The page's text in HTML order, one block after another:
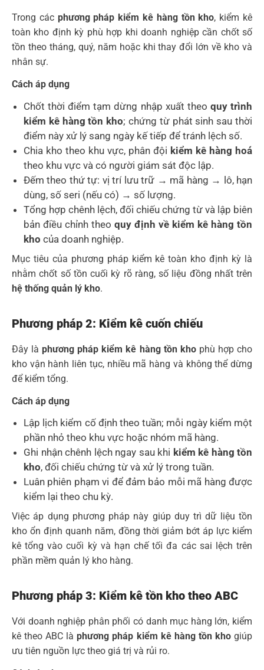
Trong các phương pháp kiểm kê hàng tồn kho, kiểm kê
toàn kho định kỳ phù hợp khi doanh nghiệp cần chốt số
tồn theo tháng, quý, năm hoặc khi thay đổi lớn về kho và
nhân sự.
Cách áp dụng
Chốt thời điểm tạm dừng nhập xuất theo quy trình
kiểm kê hàng tồn kho; chứng từ phát sinh sau thời
điểm này xử lý sang ngày kế tiếp để tránh lệch số.
Chia kho theo khu vực, phân đội kiểm kê hàng hoá
theo khu vực và có người giám sát độc lập.
Đếm theo thứ tự: vị trí lưu trữ → mã hàng → lô, hạn
dùng, số seri (nếu có) → số lượng.
Tổng hợp chênh lệch, đối chiếu chứng từ và lập biên
bản điều chỉnh theo quy định về kiểm kê hàng tồn
kho của doanh nghiệp.
Mục tiêu của phương pháp kiểm kê toàn kho định kỳ là
nhằm chốt số tồn cuối kỳ rõ ràng, số liệu đồng nhất trên
hệ thống quản lý kho.
Phương pháp 2: Kiểm kê cuốn chiếu
Đây làphương pháp kiểm kê hàng tồn khophù hợp cho
kho vận hành liên tục, nhiều mã hàng và không thể dừng
để kiểm tổng.
Cách áp dụng
Lập lịch kiểm cố định theo tuần; mỗi ngày kiểm một
phần nhỏ theo khu vực hoặc nhóm mã hàng.
Ghi nhận chênh lệch ngay sau khi kiểm kê hàng tồn
kho, đối chiếu chứng từ và xử lý trong tuần.
Luân phiên phạm vi để đảm bảo mỗi mã hàng được
kiểm lại theo chu kỳ.
Việc áp dụng phương pháp này giúp duy trì dữ liệu tồn
kho ổn định quanh năm, đồng thời giảm bớt áp lực kiểm
kê tổng vào cuối kỳ và hạn chế tối đa các sai lệch trên
phần mềm quản lý kho hàng.
Phương pháp 3: Kiểm kê tồn kho theo ABC
Với doanh nghiệp phân phối có danh mục hàng lớn, kiểm
kê theo ABC làphương pháp kiểm kê hàng tồn khogiúp
ưu tiên nguồn lực theo giá trị và rủi ro.